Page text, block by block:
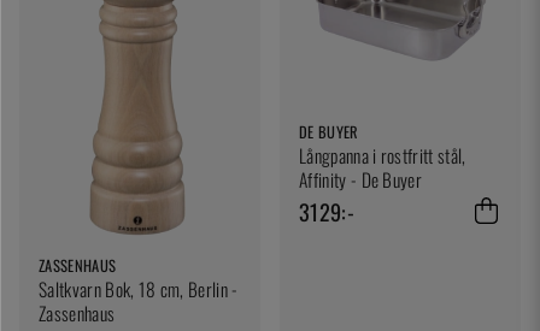
ZASSENHAUS
Saltkvarn Bok, 18 cm, Berlin -
Zassenhaus
DE BUYER
Långpanna i rostfritt stål,
Affinity - De Buyer
3129:-